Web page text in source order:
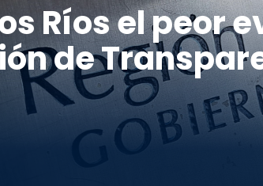
Ríos el peor
de